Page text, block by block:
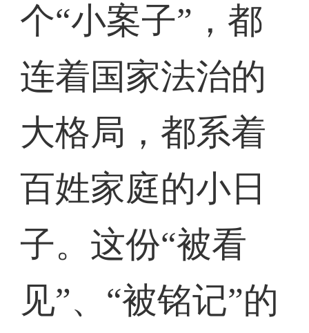
个“小案子”，都
连着国家法治的
大格局，都系着
百姓家庭的小日
子。这份“被看
见”、“被铭记”的